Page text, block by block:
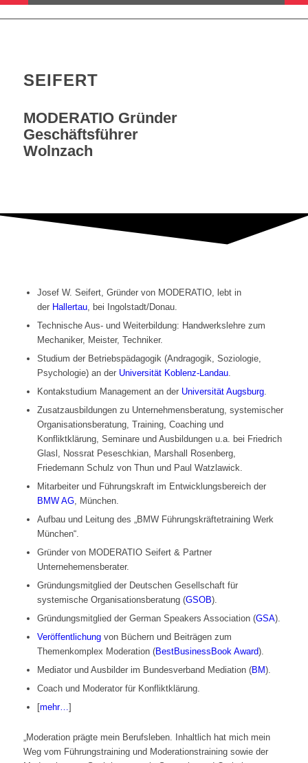
SEIFERT
MODERATIO Gründer
Geschäftsführer
Wolnzach
Josef W. Seifert, Gründer von MODERATIO, lebt in
der Hallertau, bei Ingolstadt/Donau.
Technische Aus- und Weiterbildung: Handwerkslehre zum
Mechaniker, Meister, Techniker.
Studium der Betriebspädagogik (Andragogik, Soziologie,
Psychologie) an der Universität Koblenz-Landau.
Kontakstudium Management an der Universität Augsburg.
Zusatzausbildungen zu Unternehmensberatung, systemischer
Organisationsberatung, Training, Coaching und
Konfliktklärung, Seminare und Ausbildungen u.a. bei Friedrich
Glasl, Nossrat Peseschkian, Marshall Rosenberg,
Friedemann Schulz von Thun und Paul Watzlawick.
Mitarbeiter und Führungskraft im Entwicklungsbereich der
BMW AG, München.
Aufbau und Leitung des „BMW Führungskräftetraining Werk
München“.
Gründer von MODERATIO Seifert & Partner
Unternehemensberater.
Gründungsmitglied der Deutschen Gesellschaft für
systemische Organisationsberatung (GSOB).
Gründungsmitglied der German Speakers Association (GSA).
Veröffentlichungvon Büchern und Beiträgen zum
Themenkomplex Moderation (BestBusinessBook Award).
Mediator und Ausbilder im Bundesverband Mediation (BM).
Coach und Moderator für Konfliktklärung.
[mehr… ]
„Moderation prägte mein Berufsleben. Inhaltlich hat mich mein
Weg vom Führungstraining und Moderationstraining sowie der